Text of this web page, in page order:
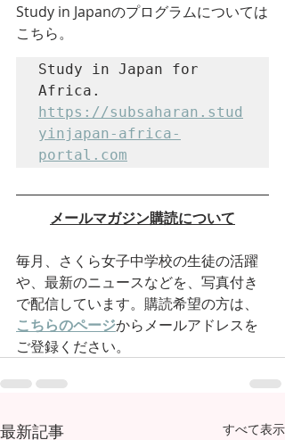
Study in Japanのプログラムについては
こちら。
Study in Japan for
https://subsaharan.stud
yinjapan-africa-
portal.com
メールマガジン購読について
毎月、さくら女子中学校の生徒の活躍
や、最新のニュースなどを、写真付き
で配信しています。購読希望の方は、
こちらのページからメールアドレスを
ご登録ください。
最新記事 すべて表示